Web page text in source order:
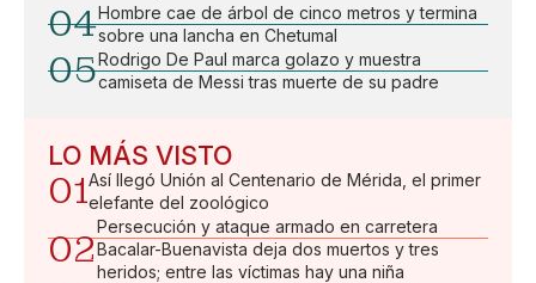
04Hombre cae de árbol de cinco metros y termina
sobre una lancha en Chetumal
05Rodrigo De Paul marca golazo y muestra
camiseta de Messi tras muerte de su padre
LO MÁS VISTO
01Así llegó Unión al Centenario de Mérida, el primer
elefante del zoológico
02
Persecución y ataque armado en carretera
Bacalar-Buenavista deja dos muertos y tres
heridos; entre las víctimas hay una niña